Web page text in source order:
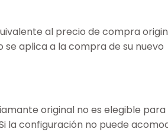
al precio de compra
se aplica a la compra de su nuevo
original no es elegible para
la configuración no puede